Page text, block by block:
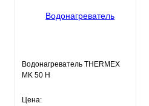
Водонагреватель THERMEX
MK 50 H
Цена: